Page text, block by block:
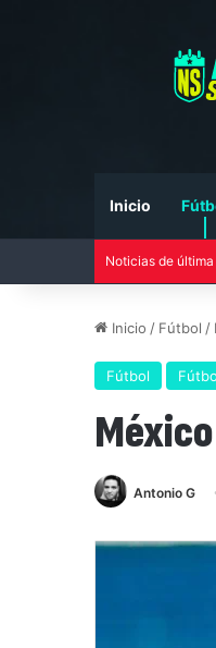
Inicio
Noticias de última
Inicio / Fútbol /
Fútbol
Antonio G